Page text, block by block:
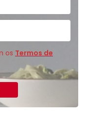
os Termos de